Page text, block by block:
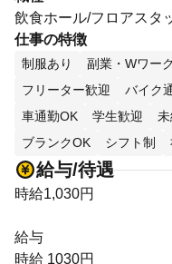
飲食ホール/フロアスタ
仕事の特徴
制服あり 副業・Wワー
フリーター歓迎
バイク
車通勤OK
学生歓迎
ブランクOK
シフト制
給与/待遇
時給1,030円
給与
時給 1030円